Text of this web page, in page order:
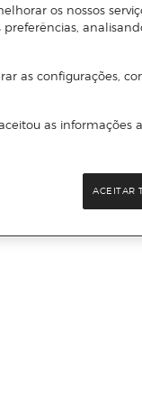
os nossos
as configurações,
as informações
ACEITAR